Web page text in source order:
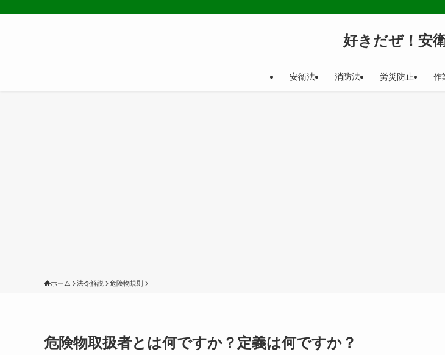
好きだぜ！安
安衛法 消防法 労災防止 作
ホーム 法令解説 危険物規則
危険物取扱者とは何ですか？定義は何ですか？